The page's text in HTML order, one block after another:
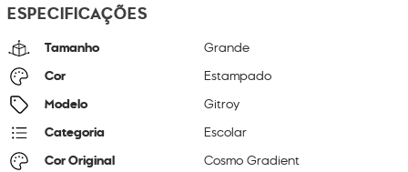
ESPECIFICAÇÕES
Tamanho Grande
Cor Estampado
Modelo Gitroy
Categoria Escolar
Cor Original Cosmo Gradient